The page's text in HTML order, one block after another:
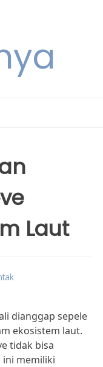
Laut
dianggap sepele
ekosistem laut.
tidak bisa
ini memiliki